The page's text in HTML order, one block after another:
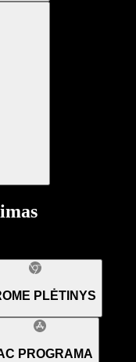
PLĖTINYS
PROGRAMA